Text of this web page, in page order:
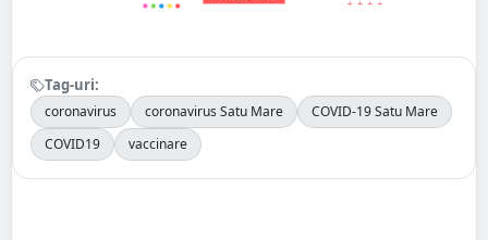
Tag-uri:
coronavirus coronavirus Satu Mare
COVID-19 Satu Mare
COVID19
vaccinare